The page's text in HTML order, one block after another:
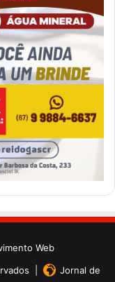
Web
|
Jornal de